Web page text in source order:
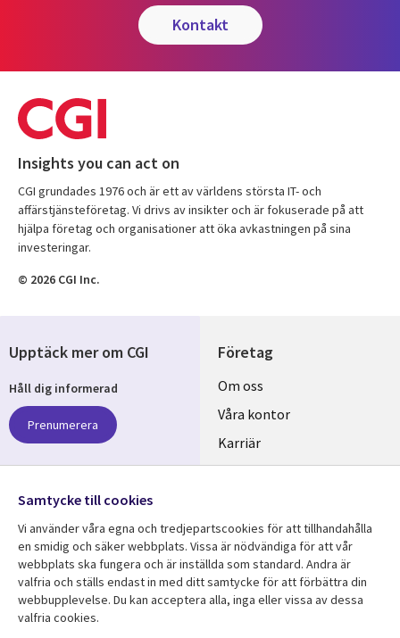
kontakt
Insights you can act on
CGI grundades 1976 och är ett av världens största IT- och
affärstjänsteföretag. Vi drivs av insikter och är fokuserade på att
hjälpa företag och organisationer att öka avkastningen på sina
investeringar.
© 2026 CGI Inc.
Företag
Useful
links
SWEDEN
Om oss
Våra kontor
Karriär
Hållbarhet
Resurscenter
Upptäck mer om CGI
Håll dig informerad
Prenumerera
Följ oss
Social
Media
SWEDEN
Samtycke till cookies
Vi använder våra egna och tredjepartscookies för att tillhandahålla
en smidig och säker webbplats. Vissa är nödvändiga för att vår
webbplats ska fungera och är inställda som standard. Andra är
valfria och ställs endast in med ditt samtycke för att förbättra din
webbupplevelse. Du kan acceptera alla, inga eller vissa av dessa
valfria cookies.